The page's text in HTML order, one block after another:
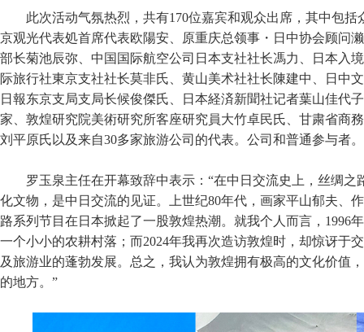
此次活动气氛热烈，共有170位嘉宾和观众出席，其中包
京观光代表処首席代表欧陽安、原重庆总领事・日中协会顾问
部长菊池辰弥、中国国际航空公司日本支社社长馮力、日本入
际旅行社東京支社社长莫非氏、黄山美术社社长陳建中、日中
日報东京支局支局长候俊傑氏、日本経済新聞社记者葉山佳代
家、敦煌研究院美術研究所客座研究員大竹卓民氏、甘粛省商
刘平原氏以及来自30多家旅游公司的代表。公司和普通参与者。
罗玉泉主任在开幕致辞中表示：“在中日交流史上，丝绸
化文物，是中日交流的见证。上世纪80年代，画家平山郁夫、
路系列节目在日本掀起了一股敦煌热潮。就我个人而言，1996
一个小小的农耕村落；而2024年我再次造访敦煌时，却惊讶于
及旅游业的蓬勃发展。总之，我认为敦煌拥有极高的文化价值
的地方。”